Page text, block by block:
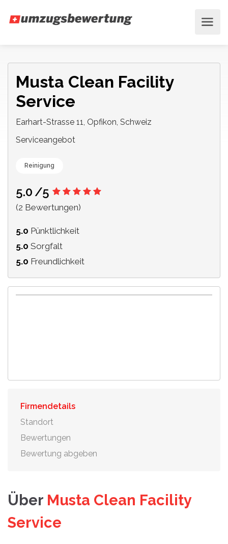
Musta Clean Facility
Service
Earhart-Strasse 11, Opfikon, Schweiz
Serviceangebot
Reinigung
5.0 /5
(2 Bewertungen)
5.0 Pünktlichkeit
5.0 Sorgfalt
5.0 Freundlichkeit
Firmendetails
Standort
Bewertungen
Bewertung abgeben
Über Musta Clean Facility
Service